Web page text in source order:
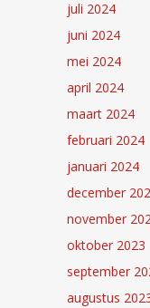
juli 2024
juni 2024
mei 2024
april 2024
maart 2024
februari 2024
januari 2024
december
november
oktober 2023
september
augustus